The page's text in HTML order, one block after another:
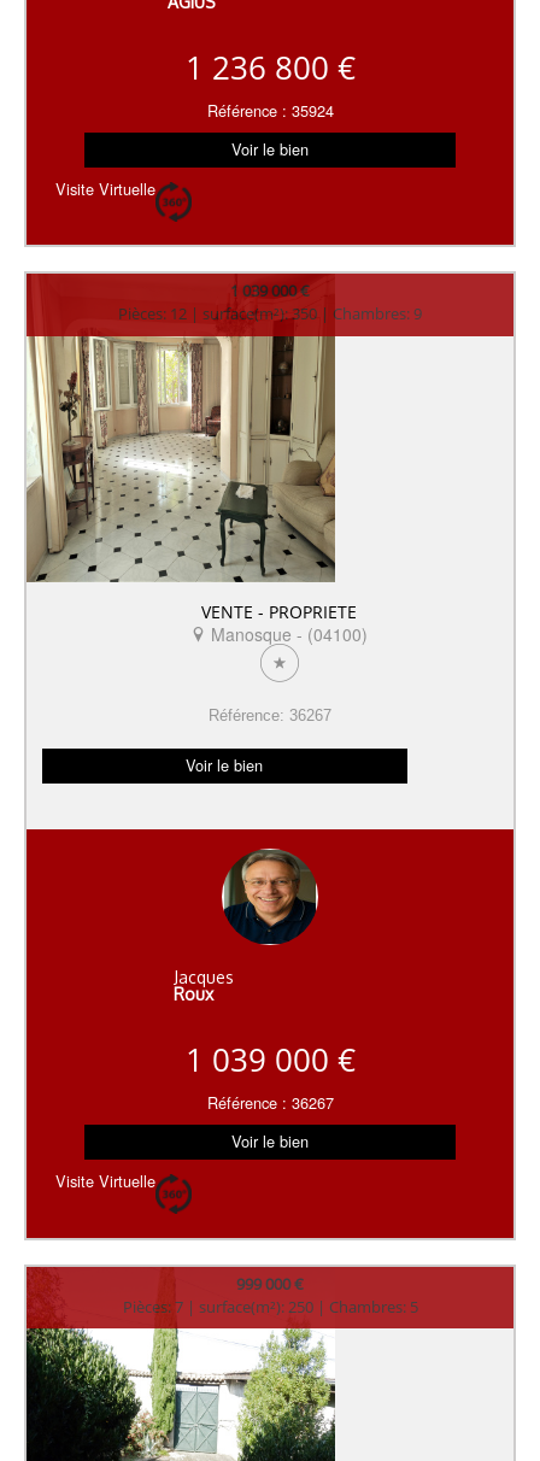
1 236 800 €
Référence : 35924
Voir le bien
Visite Virtuelle
1 039 000 €
Pièces: 12 | surface(m²): 350 | Chambres: 9
VENTE - PROPRIETE
Manosque - (04100)
Référence: 36267
Voir le bien
Jacques
Roux
1 039 000 €
Référence : 36267
Voir le bien
Visite Virtuelle
999 000 €
Pièces: 7 | surface(m²): 250 | Chambres: 5